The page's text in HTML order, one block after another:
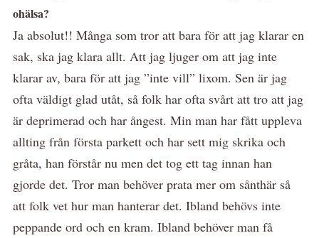
ohälsa?
Ja absolut!! Många som tror att bara för att jag klarar en
sak, ska jag klara allt. Att jag ljuger om att jag inte
klarar av, bara för att jag ”inte vill” lixom. Sen är jag
ofta väldigt glad utåt, så folk har ofta svårt att tro att jag
är deprimerad och har ångest. Min man har fått uppleva
allting från första parkett och har sett mig skrika och
gråta, han förstår nu men det tog ett tag innan han
gjorde det. Tror man behöver prata mer om sånthär så
att folk vet hur man hanterar det. Ibland behövs inte
peppande ord och en kram. Ibland behöver man få